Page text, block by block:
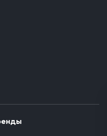
въезд, то Покупателю
въезда